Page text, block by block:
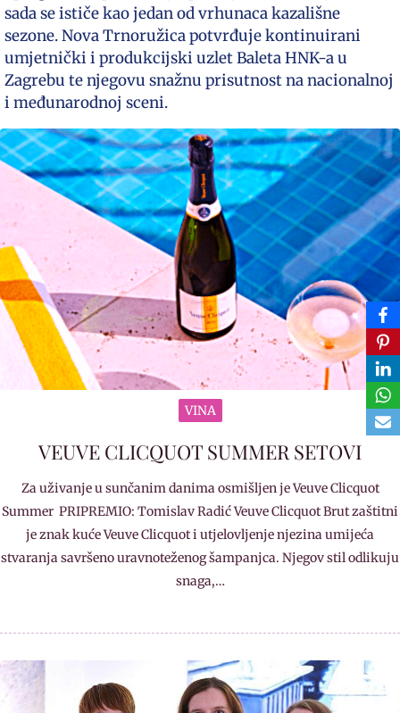
sada se ističe kao jedan od vrhunaca kazališne
sezone. Nova Trnoružica potvrđuje kontinuirani
umjetnički i produkcijski uzlet Baleta HNK-a u
Zagrebu te njegovu snažnu prisutnost na nacionalnoj
i međunarodnoj sceni.
VINA
VEUVE CLICQUOT SUMMER SETOVI
Za uživanje u sunčanim danima osmišljen je Veuve Clicquot
Summer PRIPREMIO: Tomislav Radić Veuve Clicquot Brut zaštitni
je znak kuće Veuve Clicquot i utjelovljenje njezina umijeća
stvaranja savršeno uravnoteženog šampanjca. Njegov stil odlikuju
snaga,…